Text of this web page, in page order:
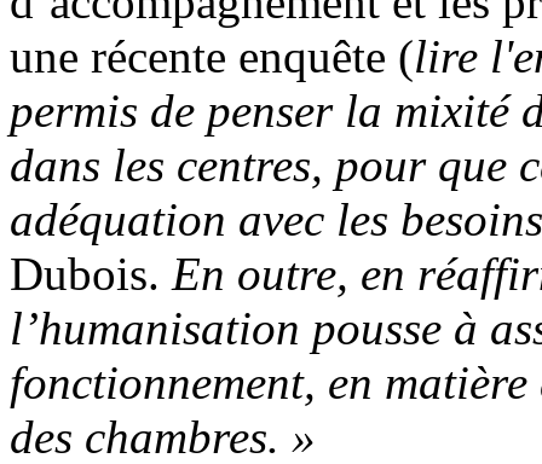
une récente enquête (lire
permis de penser la
dans les centres, pour que
adéquation avec les
Dubois. En outre, en
l’humanisation pousse à
fonctionnement, en
des chambres. »